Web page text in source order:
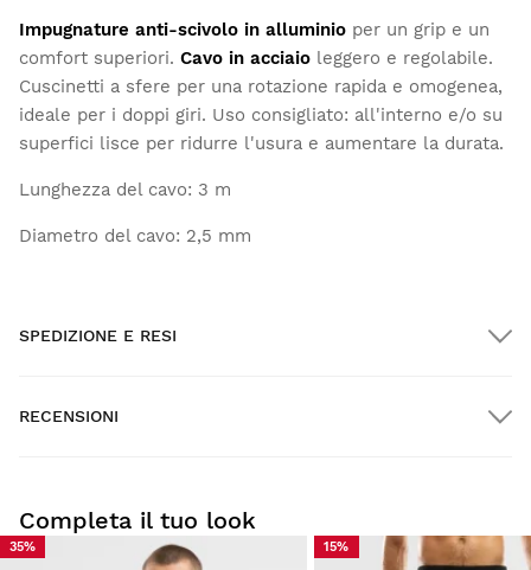
Impugnature anti-scivolo in alluminio per un grip e un
comfort superiori. Cavo in acciaio leggero e regolabile.
Cuscinetti a sfere per una rotazione rapida e omogenea,
ideale per i doppi giri. Uso consigliato: all'interno e/o su
superfici lisce per ridurre l'usura e aumentare la durata.
Lunghezza del cavo: 3 m
Diametro del cavo: 2,5 mm
SPEDIZIONE E RESI
RECENSIONI
Sii il primo a scrivere una recensione
Completa il tuo look
35% 15%